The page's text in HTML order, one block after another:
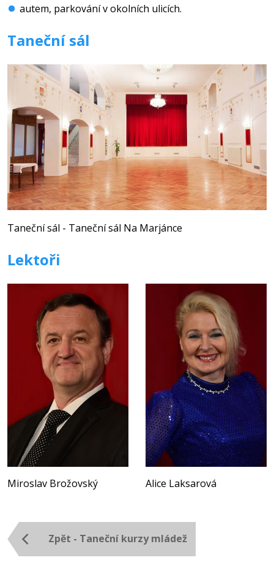
autem, parkování v okolních ulicích.
Taneční sál
Taneční sál - Taneční sál Na Marjánce
Lektoři
Miroslav Brožovský Alice Laksarová
Zpět - Taneční kurzy mládež